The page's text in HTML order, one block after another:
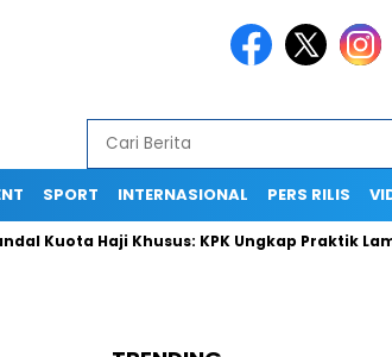
SPORT INTERNASIONAL PERS RILIS
Kuota Haji Khusus: KPK Ungkap Praktik Lama